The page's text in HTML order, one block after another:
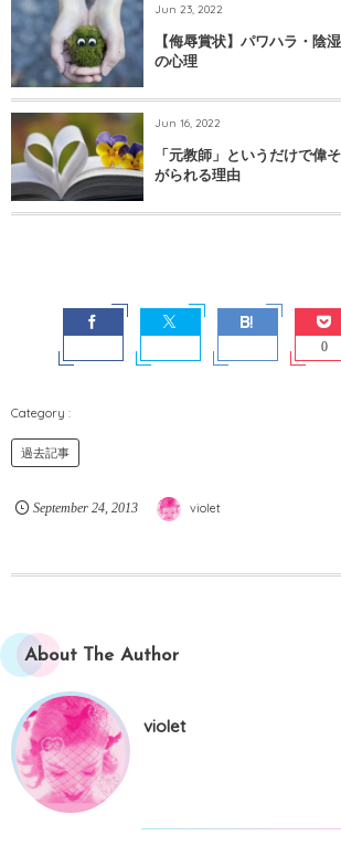
Jun 23, 2022
【侮辱賞状】パワハラ・陰
の心理
Jun 16, 2022
「元教師」というだけで偉
がられる理由
0
過去記事
September 24, 2013 violet
About The Author
violet